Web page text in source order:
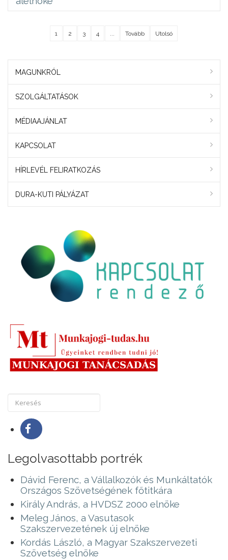
1 2 3 4 ... Tovább Utolsó
MAGUNKRÓL
SZOLGÁLTATÁSOK
MÉDIAAJÁNLAT
KAPCSOLAT
HÍRLEVÉL FELIRATKOZÁS
DURA-KUTI PÁLYÁZAT
Legolvasottabb portrék
Dávid Ferenc, a Vállalkozók és Munkáltatók
Országos Szövetségének főtitkára
Király András, a HVDSZ 2000 elnöke
Meleg János, a Vasutasok
Szakszervezetének új elnöke
Kordás László, a Magyar Szakszervezeti
Szövetség elnöke